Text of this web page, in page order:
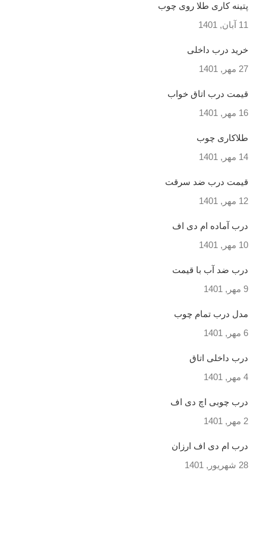
پتینه کاری طلا روی چوب
11 آبان, 1401
خرید درب داخلی
27 مهر, 1401
قیمت درب اتاق خواب
16 مهر, 1401
طلاکاری چوب
14 مهر, 1401
قیمت درب ضد سرقت
12 مهر, 1401
درب آماده ام دی اف
10 مهر, 1401
درب ضد آب با قیمت
9 مهر, 1401
مدل درب تمام چوب
6 مهر, 1401
درب داخلی اتاق
4 مهر, 1401
درب چوبی اچ دی اف
2 مهر, 1401
درب ام دی اف ارزان
28 شهریور, 1401